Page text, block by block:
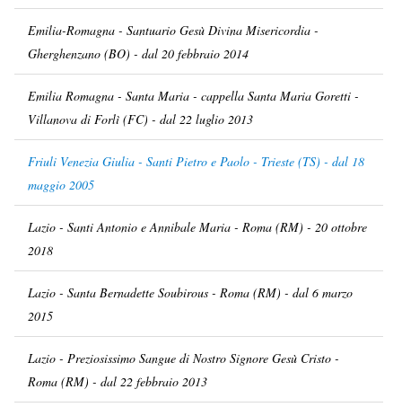
Emilia-Romagna - Santuario Gesù Divina Misericordia -
Gherghenzano (BO) - dal 20 febbraio 2014
Emilia Romagna - Santa Maria - cappella Santa Maria Goretti -
Villanova di Forlì (FC) - dal 22 luglio 2013
Friuli Venezia Giulia - Santi Pietro e Paolo - Trieste (TS) - dal 18
maggio 2005
Lazio - Santi Antonio e Annibale Maria - Roma (RM) - 20 ottobre
2018
Lazio - Santa Bernadette Soubirous - Roma (RM) - dal 6 marzo
2015
Lazio - Preziosissimo Sangue di Nostro Signore Gesù Cristo -
Roma (RM) - dal 22 febbraio 2013